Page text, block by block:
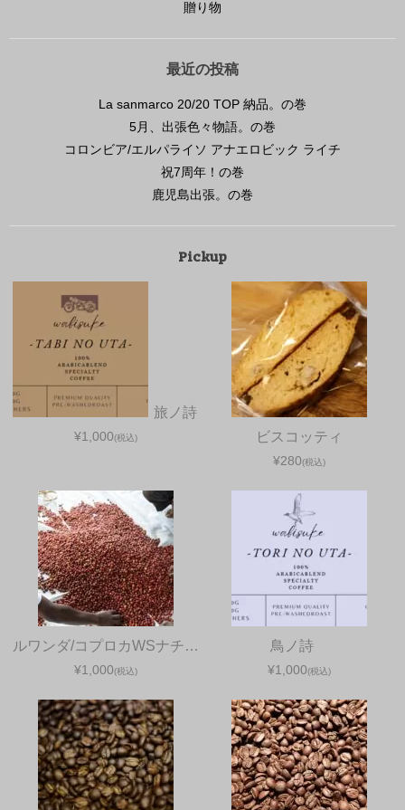
贈り物
最近の投稿
La sanmarco 20/20 TOP 納品。の巻
5月、出張色々物語。の巻
コロンビア/エルパライソ アナエロビック ライチ
祝7周年！の巻
鹿児島出張。の巻
Pickup
旅ノ詩
¥1,000(税込) ビスコッティ
¥280(税込)
ルワンダ/コプロカWSナチ…
¥1,000(税込)
鳥ノ詩
¥1,000(税込)